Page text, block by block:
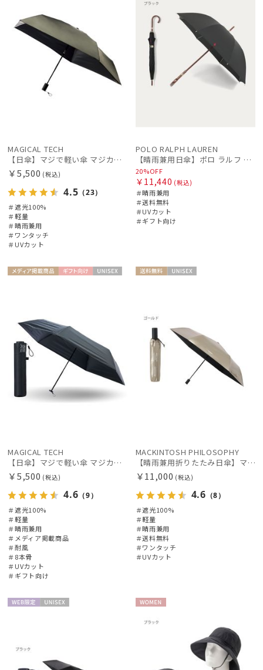
MAGICAL TECH
【日傘】マジで軽い傘 マジカルテックプロテクション(MAGICAL TECH PROTECTION) 50cm 晴雨兼用傘自動開閉折りたたみ日傘 一級遮光100% UV 軽量 機能性 人気
￥5,500 (税込)
4.5 （23）
＃遮光100%
＃軽量
＃晴雨兼用
＃ワンタッチ
＃UVカット
POLO RALPH LAUREN
【晴雨兼用日傘】ポロ ラルフ ローレン (POLO RALPH LAUREN) 無地刺繍 簡単開閉 遮光 遮熱 UV 日本製
20%OFF
￥11,440 (税込)
＃晴雨兼用
＃送料無料
＃UVカット
＃ギフト向け
MAGICAL TECH
【日傘】マジで軽い傘 マジカルテックプロテクション（MAGICAL TECH PROTECTION）Tough W rib55cm 耐風 軽量 遮光100
￥5,500 (税込)
4.6 （9）
＃遮光100%
＃軽量
＃晴雨兼用
＃メディア掲載商品
＃耐風
＃8本骨
＃UVカット
＃ギフト向け
MACKINTOSH PHILOSOPHY
【晴雨兼用折りたたみ日傘】マッキントッシュ フィロソフィー (MACKINTOSH PHILOSOPHY) バーブレラ サンプロテクト（SUNPROTECT）自動開閉 遮光100
￥11,000 (税込)
4.6 （8）
＃遮光100%
＃軽量
＃晴雨兼用
＃送料無料
＃ワンタッチ
＃UVカット